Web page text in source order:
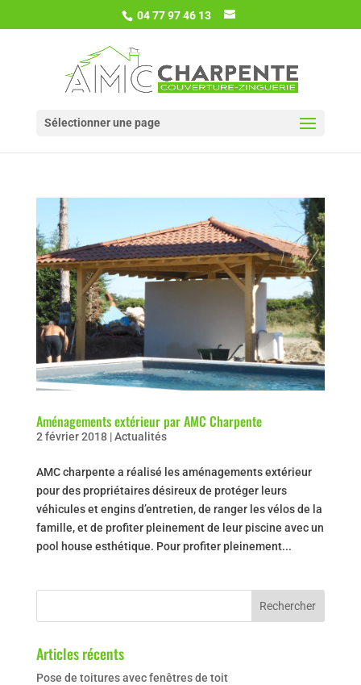
04 77 97 46 13
Sélectionner une page
Aménagements extérieur par AMC Charpente
2 février 2018|Actualités
AMC charpente a réalisé les aménagements extérieur
pour des propriétaires désireux de protéger leurs
véhicules et engins d’entretien, de ranger les vélos de la
famille, et de profiter pleinement de leur piscine avec un
pool house esthétique. Pour profiter pleinement...
Articles récents
Pose de toitures avec fenêtres de toit